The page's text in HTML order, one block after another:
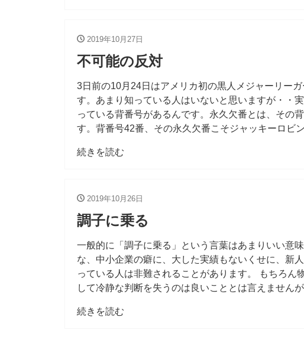
2019年10月27日
不可能の反対
3日前の10月24日はアメリカ初の黒人メジャーリー
す。あまり知っている人はいないと思いますが・・
っている背番号があるんです。永久欠番とは、その
す。背番号42番、その永久欠番こそジャッキーロビ
続きを読む
2019年10月26日
調子に乗る
一般的に「調子に乗る」という言葉はあまりいい意
な、中小企業の癖に、大した実績もないくせに、新
っている人は非難されることがあります。 もちろん
して冷静な判断を失うのは良いこととは言えません
続きを読む